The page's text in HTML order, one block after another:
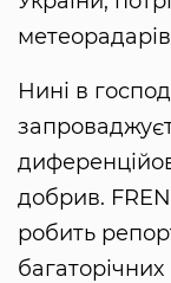
Нині в
добрив.
робить